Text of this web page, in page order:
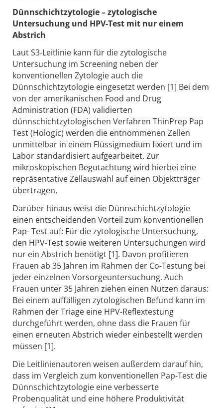
Dünnschichtzytologie – zytologische
Untersuchung und HPV-Test mit nur einem
Abstrich
Laut S3-Leitlinie kann für die zytologische
Untersuchung im Screening neben der
konventionellen Zytologie auch die
Dünnschichtzytologie eingesetzt werden [1] Bei dem
von der amerikanischen Food and Drug
Administration (FDA) validierten
dünnschichtzytologischen Verfahren ThinPrep Pap
Test (Hologic) werden die entnommenen Zellen
unmittelbar in einem Flüssigmedium fixiert und im
Labor standardisiert aufgearbeitet. Zur
mikroskopischen Begutachtung wird hierbei eine
repräsentative Zellauswahl auf einen Objektträger
übertragen.
Darüber hinaus weist die Dünnschichtzytologie
einen entscheidenden Vorteil zum konventionellen
Pap- Test auf: Für die zytologische Untersuchung,
den HPV-Test sowie weiteren Untersuchungen wird
nur ein Abstrich benötigt [1]. Davon profitieren
Frauen ab 35 Jahren im Rahmen der Co-Testung bei
jeder einzelnen Vorsorgeuntersuchung. Auch
Frauen unter 35 Jahren ziehen einen Nutzen daraus:
Bei einem auffälligen zytologischen Befund kann im
Rahmen der Triage eine HPV-Reflextestung
durchgeführt werden, ohne dass die Frauen für
einen erneuten Abstrich wieder einbestellt werden
müssen [1].
Die Leitlinienautoren weisen außerdem darauf hin,
dass im Vergleich zum konventionellen Pap-Test die
Dünnschichtzytologie eine verbesserte
Probenqualität und eine höhere Produktivität